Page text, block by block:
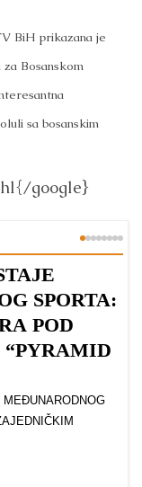
BiH prikazana je
Bosanskom
sa bosanskim
google}
SPORTA:
POD